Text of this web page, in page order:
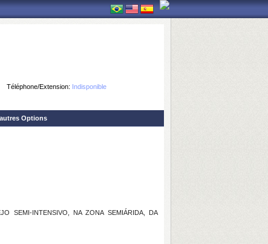
Téléphone/Extension: Indisponible
Options
SEMI-INTENSIVO, NA ZONA SEMIÁRIDA, DA